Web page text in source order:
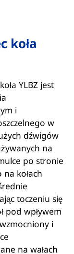
koła
YLBZ jest
i
w
dźwigów
na
po stronie
na kołach
toczeniu się
pod wpływem
i
na wałach